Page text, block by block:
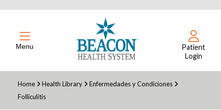
Menu
Patient
Login
Home Health Library
Enfermedades y Condiciones
Folliculitis